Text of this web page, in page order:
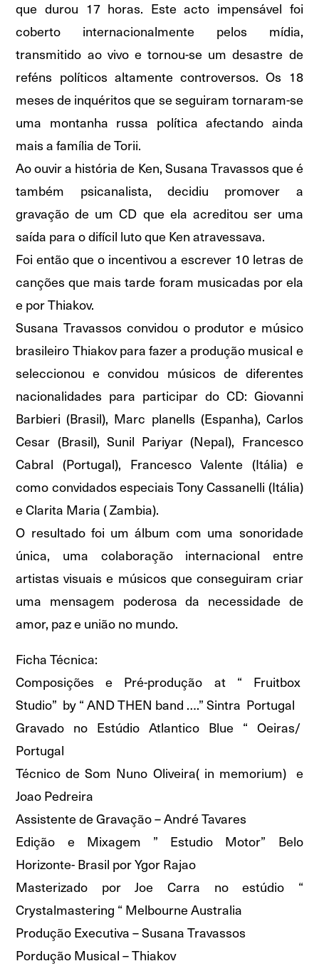
que durou 17 horas. Este acto impensável foi
coberto internacionalmente pelos mídia,
transmitido ao vivo e tornou-se um desastre de
reféns políticos altamente controversos. Os 18
meses de inquéritos que se seguiram tornaram-se
uma montanha russa política afectando ainda
mais a família de Torii.
Ao ouvir a história de Ken, Susana Travassos que é
também psicanalista, decidiu promover a
gravação de um CD que ela acreditou ser uma
saída para o difícil luto que Ken atravessava.
Foi então que o incentivou a escrever 10 letras de
canções que mais tarde foram musicadas por ela
e por Thiakov.
Susana Travassos convidou o produtor e músico
brasileiro Thiakov para fazer a produção musical e
seleccionou e convidou músicos de diferentes
nacionalidades para participar do CD: Giovanni
Barbieri (Brasil), Marc planells (Espanha), Carlos
Cesar (Brasil), Sunil Pariyar (Nepal), Francesco
Cabral (Portugal), Francesco Valente (Itália) e
como convidados especiais Tony Cassanelli (Itália)
e Clarita Maria ( Zambia).
O resultado foi um álbum com uma sonoridade
única, uma colaboração internacional entre
artistas visuais e músicos que conseguiram criar
uma mensagem poderosa da necessidade de
amor, paz e união no mundo.
Ficha Técnica:
Composições e Pré-produção at “ Fruitbox
Studio” by “ AND THEN band ….” Sintra Portugal
Gravado no Estúdio Atlantico Blue “ Oeiras/
Portugal
Técnico de Som Nuno Oliveira( in memorium) e
Joao Pedreira
Assistente de Gravação – André Tavares
Edição e Mixagem ” Estudio Motor” Belo
Horizonte- Brasil por Ygor Rajao
Masterizado por Joe Carra no estúdio “
Crystalmastering “ Melbourne Australia
Produção Executiva – Susana Travassos
Pordução Musical – Thiakov